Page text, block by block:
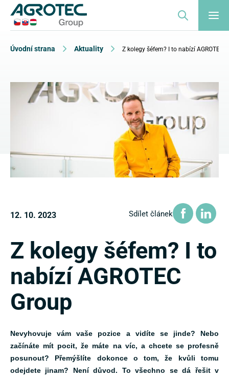
Úvodní strana Aktuality Z kolegy šéfem? I to nabízí AGROTEC
12. 10. 2023 Sdílet článek
Z kolegy šéfem? I to
nabízí AGROTEC
Group
Nevyhovuje vám vaše pozice a vidíte se jinde? Nebo
začínáte mít pocit, že máte na víc, a chcete se profesně
posunout? Přemýšlíte dokonce o tom, že kvůli tomu
odejdete jinam? Není důvod. To všechno se dá řešit v